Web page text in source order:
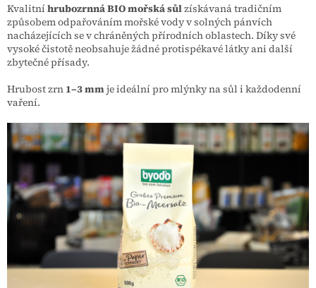
Kvalitní hrubozrnná BIO mořská sůlzískávaná tradičním
způsobem odpařováním mořské vody v solných pánvích
nacházejících se v chráněných přírodních oblastech. Díky své
vysoké čistotě neobsahuje žádné protispékavé látky ani další
zbytečné přísady.
Hrubost zrn 1–3 mmje ideální pro mlýnky na sůl i každodenní
vaření.